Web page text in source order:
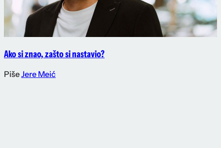
Ako si znao, zašto si nastavio?
PišeJere Meić